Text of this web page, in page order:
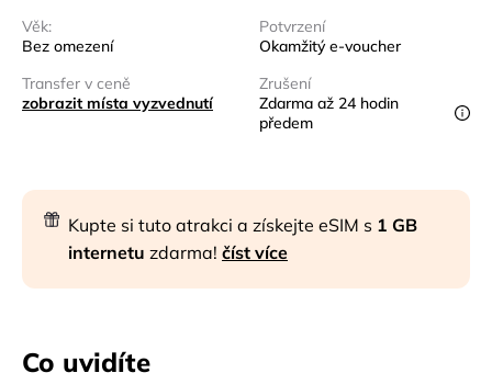
Věk:
Bez omezení
Potvrzení
Okamžitý e-voucher
Transfer v ceně
zobrazit místa vyzvednutí
Zrušení
Zdarma až 24 hodin
předem
Kupte si tuto atrakci a získejte eSIM s 1 GB
internetu zdarma! číst více
Co uvidíte